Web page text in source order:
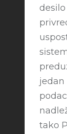
jedan
tako